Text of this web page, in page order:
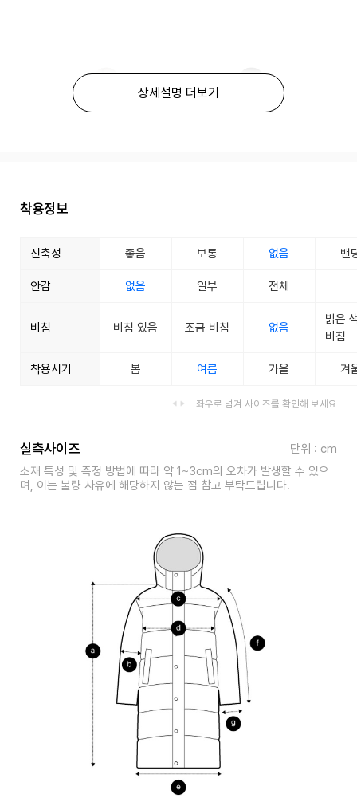
상세설명 더보기
착용정보
신축성 좋음 보통 없음 밴
안감 없음 일부 전체
비침 비침 있음 조금 비침 없음
밝은
비침
착용시기 봄 여름 가을 겨
좌우로 넘겨 사이즈를 확인해 보세요
실측사이즈
단위 : cm
소재 특성 및 측정 방법에 따라 약 1~3cm의 오차가 발생할 수 있으
며, 이는 불량 사유에 해당하지 않는 점 참고 부탁드립니다.